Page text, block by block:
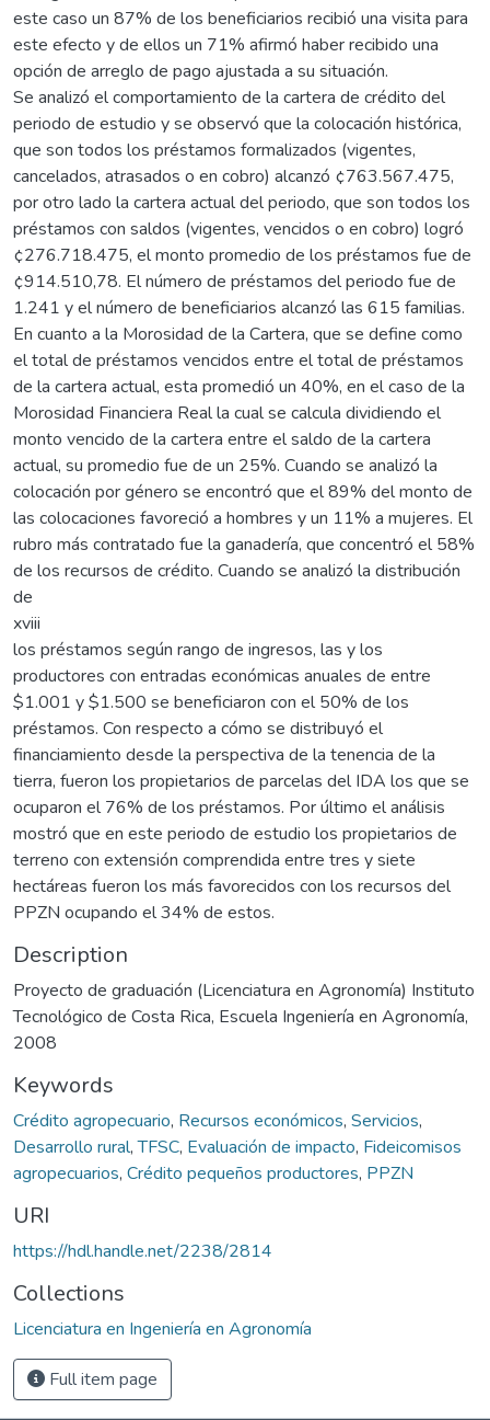
este caso un 87% de los beneficiarios recibió una visita para
este efecto y de ellos un 71% afirmó haber recibido una
opción de arreglo de pago ajustada a su situación.
Se analizó el comportamiento de la cartera de crédito del
periodo de estudio y se observó que la colocación histórica,
que son todos los préstamos formalizados (vigentes,
cancelados, atrasados o en cobro) alcanzó ¢763.567.475,
por otro lado la cartera actual del periodo, que son todos los
préstamos con saldos (vigentes, vencidos o en cobro) logró
¢276.718.475, el monto promedio de los préstamos fue de
¢914.510,78. El número de préstamos del periodo fue de
1.241 y el número de beneficiarios alcanzó las 615 familias.
En cuanto a la Morosidad de la Cartera, que se define como
el total de préstamos vencidos entre el total de préstamos
de la cartera actual, esta promedió un 40%, en el caso de la
Morosidad Financiera Real la cual se calcula dividiendo el
monto vencido de la cartera entre el saldo de la cartera
actual, su promedio fue de un 25%. Cuando se analizó la
colocación por género se encontró que el 89% del monto de
las colocaciones favoreció a hombres y un 11% a mujeres. El
rubro más contratado fue la ganadería, que concentró el 58%
de los recursos de crédito. Cuando se analizó la distribución
de
xviii
los préstamos según rango de ingresos, las y los
productores con entradas económicas anuales de entre
$1.001 y $1.500 se beneficiaron con el 50% de los
préstamos. Con respecto a cómo se distribuyó el
financiamiento desde la perspectiva de la tenencia de la
tierra, fueron los propietarios de parcelas del IDA los que se
ocuparon el 76% de los préstamos. Por último el análisis
mostró que en este periodo de estudio los propietarios de
terreno con extensión comprendida entre tres y siete
hectáreas fueron los más favorecidos con los recursos del
PPZN ocupando el 34% de estos.
Description
Proyecto de graduación (Licenciatura en Agronomía) Instituto
Tecnológico de Costa Rica, Escuela Ingeniería en Agronomía,
2008
Keywords
Crédito agropecuario, Recursos económicos, Servicios,
Desarrollo rural,TFSC, Evaluación de impacto, Fideicomisos
agropecuarios, Crédito pequeños productores, PPZN
URI
https://hdl.handle.net/2238/2814
Collections
Licenciatura en Ingeniería en Agronomía
Full item page